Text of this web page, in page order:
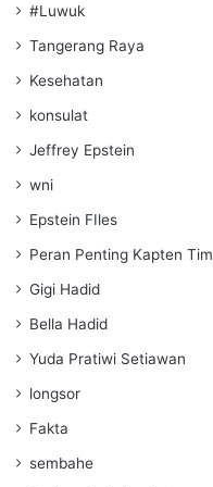
#Luwuk
Tangerang Raya
Kesehatan
konsulat
Jeffrey Epstein
wni
Epstein FIles
Peran Penting Kapten Tim
Gigi Hadid
Bella Hadid
Yuda Pratiwi Setiawan
longsor
Fakta
sembahe